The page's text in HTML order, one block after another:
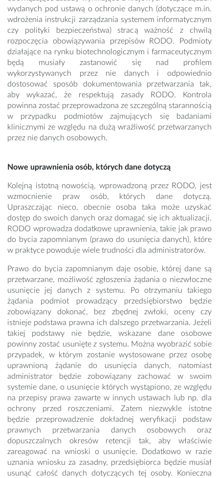
wydanych pod ustawą o ochronie danych (dotyczące m.in.
wdrożenia instrukcji zarządzania systemem informatycznym
czy polityki bezpieczeństwa) stracą ważność z chwilą
rozpoczęcia obowiązywania przepisów RODO. Podmioty
działające na rynku biotechnologicznym i farmaceutycznym
będą musiały zastanowić się nad profilem
wykorzystywanych przez nie danych i odpowiednio
dostosować sposób dokumentowania przetwarzania tak,
aby wykazać, że respektują zasady RODO. Kontrola
powinna zostać przeprowadzona ze szczególną starannością
w przypadku podmiotów zajmujących się badaniami
klinicznymi ze względu na dużą wrażliwość przetwarzanych
przez nie danych osobowych.
Nowe uprawnienia osób, których dane dotyczą
Kolejną istotną nowością, wprowadzoną przez RODO, jest
wzmocnienie praw osób, których dane dotyczą.
Upraszczając nieco, obecnie osoba taka może uzyskać
dostęp do swoich danych oraz domagać się ich aktualizacji.
RODO wprowadza dodatkowe uprawnienia, takie jak prawo
do bycia zapomnianym (prawo do usunięcia danych), które
w praktyce powoduje wiele trudności dla administratorów.
Prawo do bycia zapomnianym daje osobie, której dane są
przetwarzane, możliwość zgłoszenia żądania o niezwłoczne
usunięcie jej danych z systemu. Po otrzymaniu takiego
żądania podmiot prowadzący przedsiębiorstwo będzie
zobowiązany dokonać, bez zbędnej zwłoki, oceny czy
istnieje podstawa prawna ich dalszego przetwarzania. Jeżeli
takiej podstawy nie będzie, wskazane dane osobowe
powinny zostać usunięte z systemu. Można wyobrazić sobie
przypadek, w którym zostanie wystosowane przez osobę
uprawnioną żądanie do usunięcia danych, natomiast
administrator będzie zobowiązany zachować w swoim
systemie dane, o usunięcie których wystąpiono, ze względu
na przepisy prawa zawarte w innych ustawach lub np. dla
ochrony przed roszczeniami. Zatem niezwykle istotne
będzie przeprowadzenie dokładnej weryfikacji podstaw
prawnych przetwarzania danych osobowych oraz
dopuszczalnych okresów retencji tak, aby właściwie
zareagować na wnioski o usunięcie. Dodatkowo w razie
uznania wniosku za zasadny, przedsiębiorca będzie musiał
usunąć całość danych dotyczących tej osoby. Konieczna